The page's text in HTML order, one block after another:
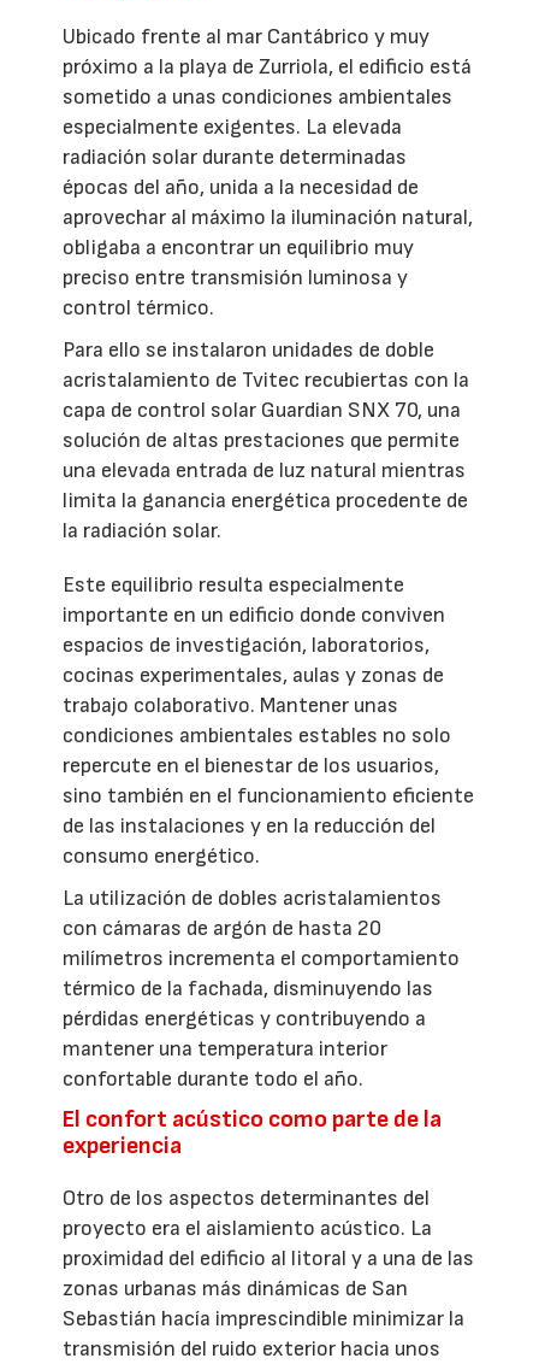
Ubicado frente al mar Cantábrico y muy
próximo a la playa de Zurriola, el edificio está
sometido a unas condiciones ambientales
especialmente exigentes. La elevada
radiación solar durante determinadas
épocas del año, unida a la necesidad de
aprovechar al máximo la iluminación natural,
obligaba a encontrar un equilibrio muy
preciso entre transmisión luminosa y
control térmico.
Para ello se instalaron unidades de doble
acristalamiento de Tvitec recubiertas con la
capa de control solar Guardian SNX 70, una
solución de altas prestaciones que permite
una elevada entrada de luz natural mientras
limita la ganancia energética procedente de
la radiación solar.
Este equilibrio resulta especialmente
importante en un edificio donde conviven
espacios de investigación, laboratorios,
cocinas experimentales, aulas y zonas de
trabajo colaborativo. Mantener unas
condiciones ambientales estables no solo
repercute en el bienestar de los usuarios,
sino también en el funcionamiento eficiente
de las instalaciones y en la reducción del
consumo energético.
La utilización de dobles acristalamientos
con cámaras de argón de hasta 20
milímetros incrementa el comportamiento
térmico de la fachada, disminuyendo las
pérdidas energéticas y contribuyendo a
mantener una temperatura interior
confortable durante todo el año.
El confort acústico como parte de la
experiencia
Otro de los aspectos determinantes del
proyecto era el aislamiento acústico. La
proximidad del edificio al litoral y a una de las
zonas urbanas más dinámicas de San
Sebastián hacía imprescindible minimizar la
transmisión del ruido exterior hacia unos